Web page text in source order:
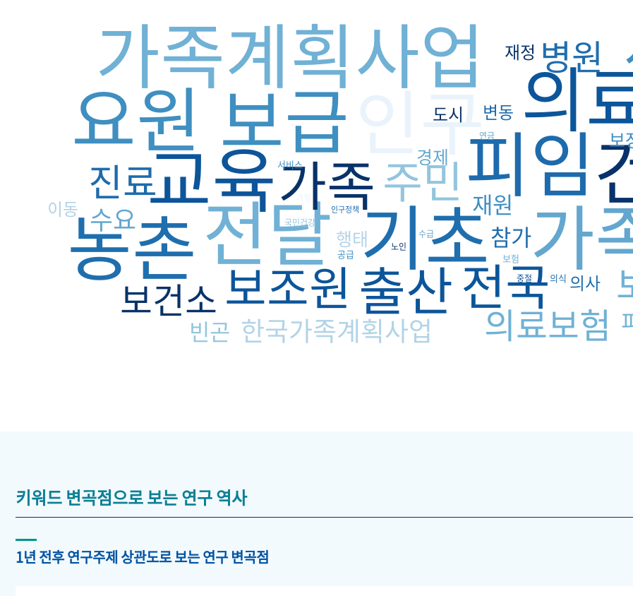
인구 의
기초
전달 가
가족계획사업
피임
보급
교육
요원
농촌
가족
출산전국
보조원
주민
진료
보건소
병원
의료보험
한국가족계획사업
수요 참가
빈곤
재원
보
경제
행태
변동
이동
재정
도시
의사
서비스
공급
보험
의식
연금
노인
국민건강
수급
중절
인구정책
키워드 변곡점으로 보는 연구 역사
1년 전후 연구주제 상관도로 보는 연구 변곡점